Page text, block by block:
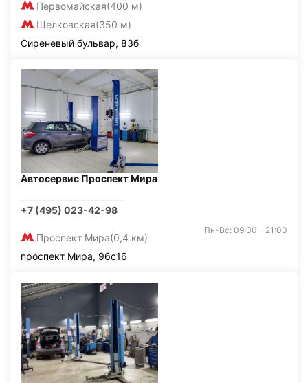
Первомайская(400 м)
Щелковская(350 м)
Сиреневый бульвар, 83б
Автосервис Проспект Мира
+7 (495) 023-42-98
Проспект Мира(0,4 км)
Пн-Вс: 09:00 - 21:00
проспект Мира, 96с16